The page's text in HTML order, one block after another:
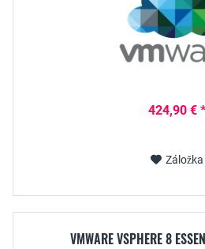
424,90 € *
Záložka
VMWARE VSPHERE 8